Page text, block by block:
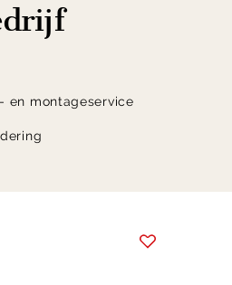
en montageservice